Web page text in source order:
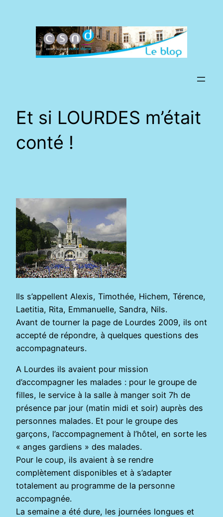
Et si LOURDES m’était
conté !
Ils s’appellent Alexis, Timothée, Hichem, Térence,
Laetitia, Rita, Emmanuelle, Sandra, Nils.
Avant de tourner la page de Lourdes 2009, ils ont
accepté de répondre, à quelques questions des
accompagnateurs.
A Lourdes ils avaient pour mission
d’accompagner les malades : pour le groupe de
filles, le service à la salle à manger soit 7h de
présence par jour (matin midi et soir) auprès des
personnes malades. Et pour le groupe des
garçons, l’accompagnement à l’hôtel, en sorte les
« anges gardiens » des malades.
Pour le coup, ils avaient à se rendre
complètement disponibles et à s’adapter
totalement au programme de la personne
accompagnée.
La semaine a été dure, les journées longues et